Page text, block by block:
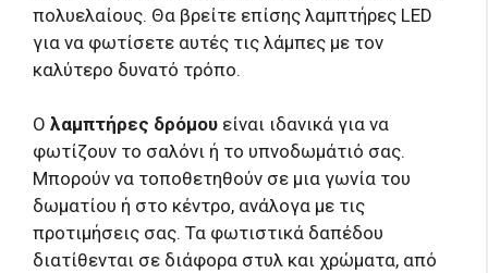
πολυελαίους. Θα βρείτε επίσης λαμπτήρες LED
για να φωτίσετε αυτές τις λάμπες με τον
καλύτερο δυνατό τρόπο.
Ο λαμπτήρες δρόμου είναι ιδανικά για να
φωτίζουν το σαλόνι ή το υπνοδωμάτιό σας.
Μπορούν να τοποθετηθούν σε μια γωνία του
δωματίου ή στο κέντρο, ανάλογα με τις
προτιμήσεις σας. Τα φωτιστικά δαπέδου
διατίθενται σε διάφορα στυλ και χρώματα, από